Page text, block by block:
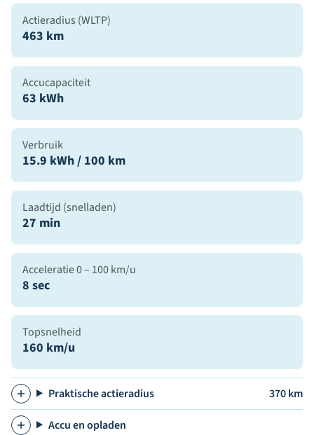
Actieradius (WLTP)
463 km
Accucapaciteit
63 kWh
Verbruik
15.9 kWh / 100 km
Laadtijd (snelladen)
27 min
Acceleratie 0 – 100 km/u
8 sec
Topsnelheid
160 km/u
Praktische actieradius 370 km
Accu en opladen